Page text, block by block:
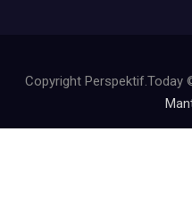
Copyright Perspektif.Today